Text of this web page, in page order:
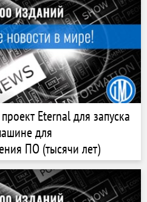
Eternal для запуска
для
ПО (тысячи лет)